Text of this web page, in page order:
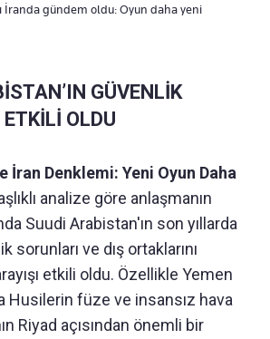
İranda gündem oldu: Oyun daha yeni
GÜVENLİK
OLDU
İran Denklemi: Yeni Oyun Daha
analize göre anlaşmanın
Suudi Arabistan'ın son yıllarda
sorunları ve dış ortaklarını
etkili oldu. Özellikle Yemen
Husilerin füze ve insansız hava
Riyad açısından önemli bir